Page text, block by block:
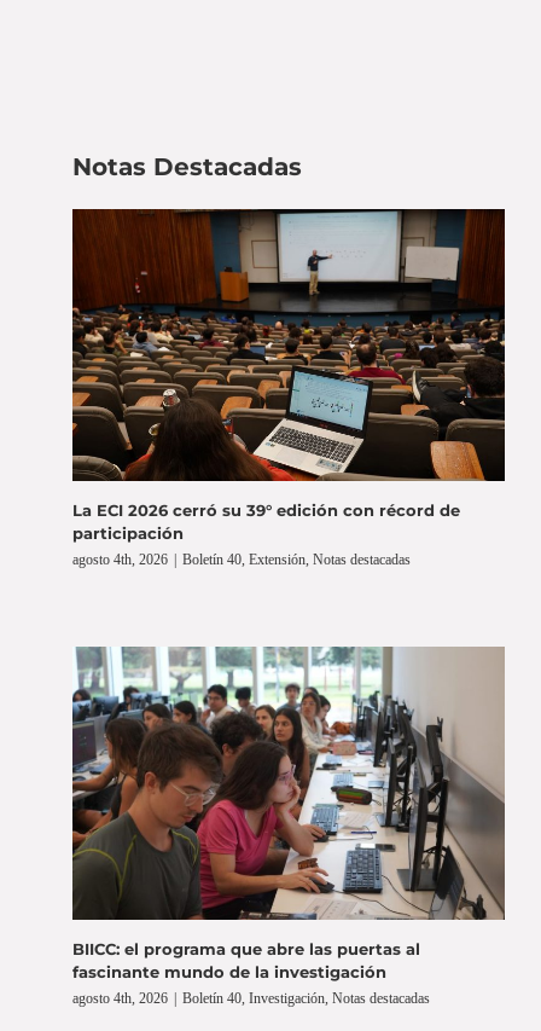
Notas Destacadas
La ECI 2026 cerró su 39° edición con récord de
participación
agosto 4th, 2026 Boletín 40, Extensión, Notas destacadas
BIICC: el programa que abre las puertas al
fascinante mundo de la investigación
agosto 4th, 2026 | Boletín 40 Investigación Notas destacadas